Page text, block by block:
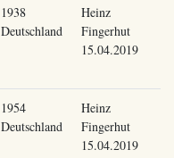
1938
Deutschland
Heinz
Fingerhut
15.04.2019
1954
Deutschland
Heinz
Fingerhut
15.04.2019